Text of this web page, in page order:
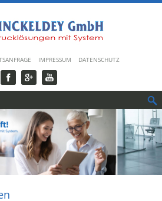
Navigation
überspringen
IMPRESSUM DATENSCHUTZ